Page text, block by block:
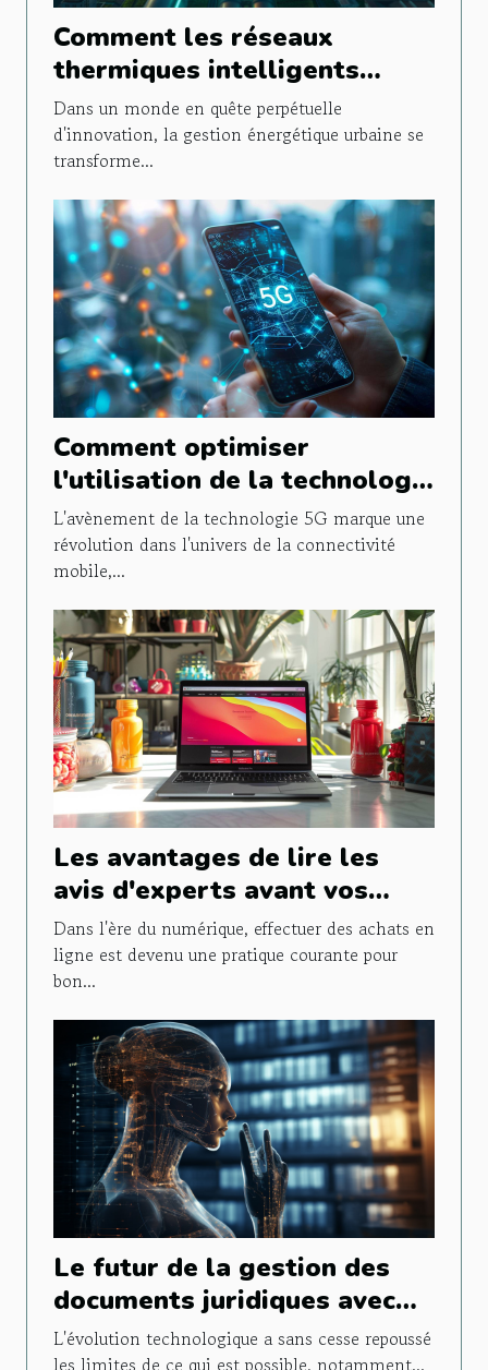
Comment les réseaux
thermiques intelligents
transforment la gestion
énergétique urbaine
Dans un monde en quête perpétuelle
d'innovation, la gestion énergétique urbaine se
transforme...
Comment optimiser
l'utilisation de la technologie
5G sur les appareils mobiles
L'avènement de la technologie 5G marque une
révolution dans l'univers de la connectivité
mobile,...
Les avantages de lire les
avis d'experts avant vos
achats en ligne
Dans l'ère du numérique, effectuer des achats en
ligne est devenu une pratique courante pour
bon...
Le futur de la gestion des
documents juridiques avec
l'intelligence artificielle
L'évolution technologique a sans cesse repoussé
les limites de ce qui est possible, notamment...